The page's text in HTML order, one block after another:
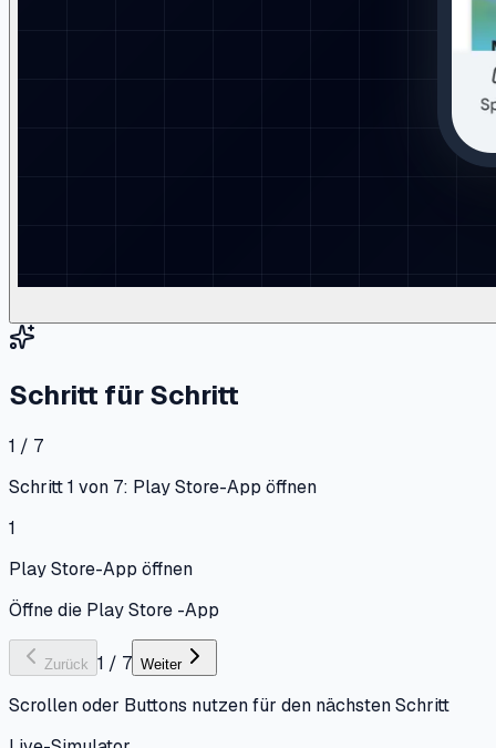
Schritt für Schritt
1 / 7
Schritt 1 von 7: Play Store-App öffnen
1
Play Store-App öffnen
Öffne die Play Store -App
Zurück 1 / 7 Weiter
Scrollen oder Buttons nutzen für den nächsten Schritt